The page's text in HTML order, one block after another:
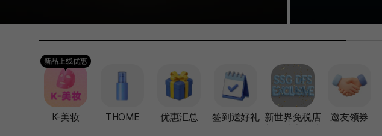
新品上线优惠
K-美妆 THOME 优惠汇总 签到送好礼 新世界免税店
美妆独家入驻品牌
邀友领券